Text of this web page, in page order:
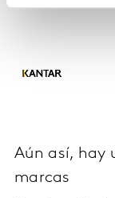
Aún así, hay
marcas